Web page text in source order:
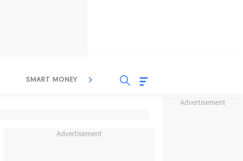
Advertisement
SMART MONEY INSPIRASI BISNIS
Advertisement